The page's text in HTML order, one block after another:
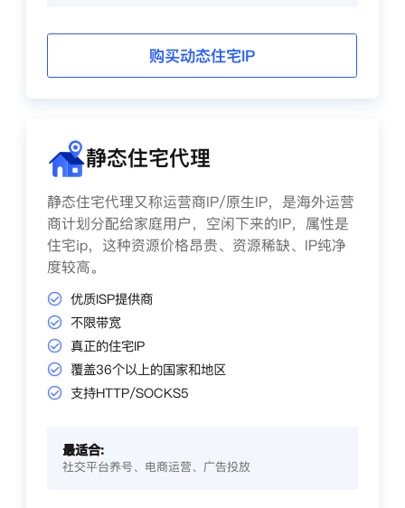
购买动态住宅IP
静态住宅代理
静态住宅代理又称运营商IP/原生IP，是海外运营
商计划分配给家庭用户，空闲下来的IP，属性是
住宅ip，这种资源价格昂贵、资源稀缺、IP纯净
度较高。
优质ISP提供商
不限带宽
真正的住宅IP
覆盖36个以上的国家和地区
支持HTTP/SOCKS5
最适合:
社交平台养号、电商运营、广告投放